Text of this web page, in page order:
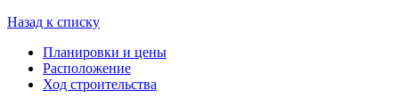
Назад к списку
Планировки и цены
Расположение
Ход строительства